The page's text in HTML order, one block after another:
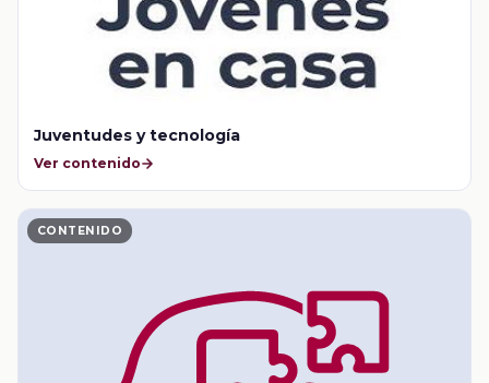
Juventudes y tecnología
Ver contenido
CONTENIDO